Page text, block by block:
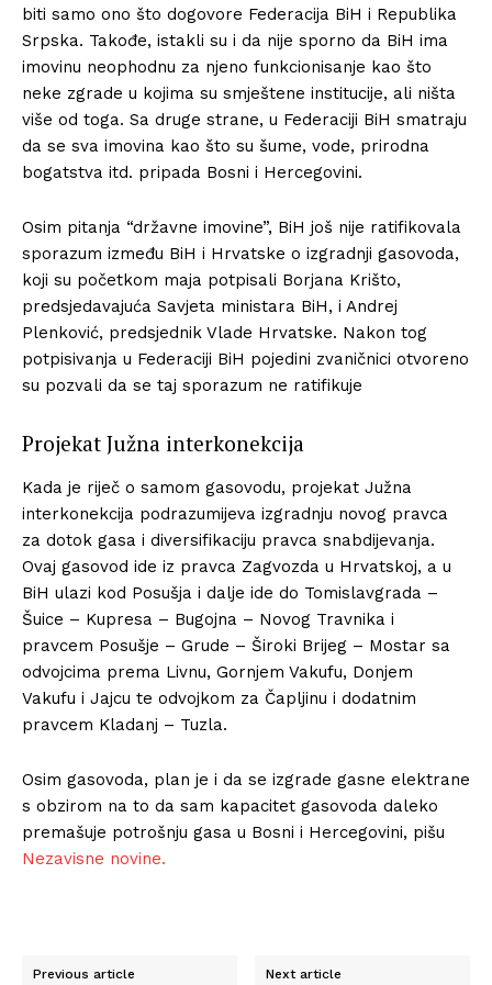
biti samo ono što dogovore Federacija BiH i Republika
Srpska. Takođe, istakli su i da nije sporno da BiH ima
imovinu neophodnu za njeno funkcionisanje kao što
neke zgrade u kojima su smještene institucije, ali ništa
više od toga. Sa druge strane, u Federaciji BiH smatraju
da se sva imovina kao što su šume, vode, prirodna
bogatstva itd. pripada Bosni i Hercegovini.
Osim pitanja “državne imovine”, BiH još nije ratifikovala
sporazum između BiH i Hrvatske o izgradnji gasovoda,
koji su početkom maja potpisali Borjana Krišto,
predsjedavajuća Savjeta ministara BiH, i Andrej
Plenković, predsjednik Vlade Hrvatske. Nakon tog
potpisivanja u Federaciji BiH pojedini zvaničnici otvoreno
su pozvali da se taj sporazum ne ratifikuje
Projekat Južna interkonekcija
Kada je riječ o samom gasovodu, projekat Južna
interkonekcija podrazumijeva izgradnju novog pravca
za dotok gasa i diversifikaciju pravca snabdijevanja.
Ovaj gasovod ide iz pravca Zagvozda u Hrvatskoj, a u
BiH ulazi kod Posušja i dalje ide do Tomislavgrada –
Šuice – Kupresa – Bugojna – Novog Travnika i
pravcem Posušje – Grude – Široki Brijeg – Mostar sa
odvojcima prema Livnu, Gornjem Vakufu, Donjem
Vakufu i Jajcu te odvojkom za Čapljinu i dodatnim
pravcem Kladanj – Tuzla.
Osim gasovoda, plan je i da se izgrade gasne elektrane
s obzirom na to da sam kapacitet gasovoda daleko
premašuje potrošnju gasa u Bosni i Hercegovini, pišu
Nezavisne novine.
Previous article Next article